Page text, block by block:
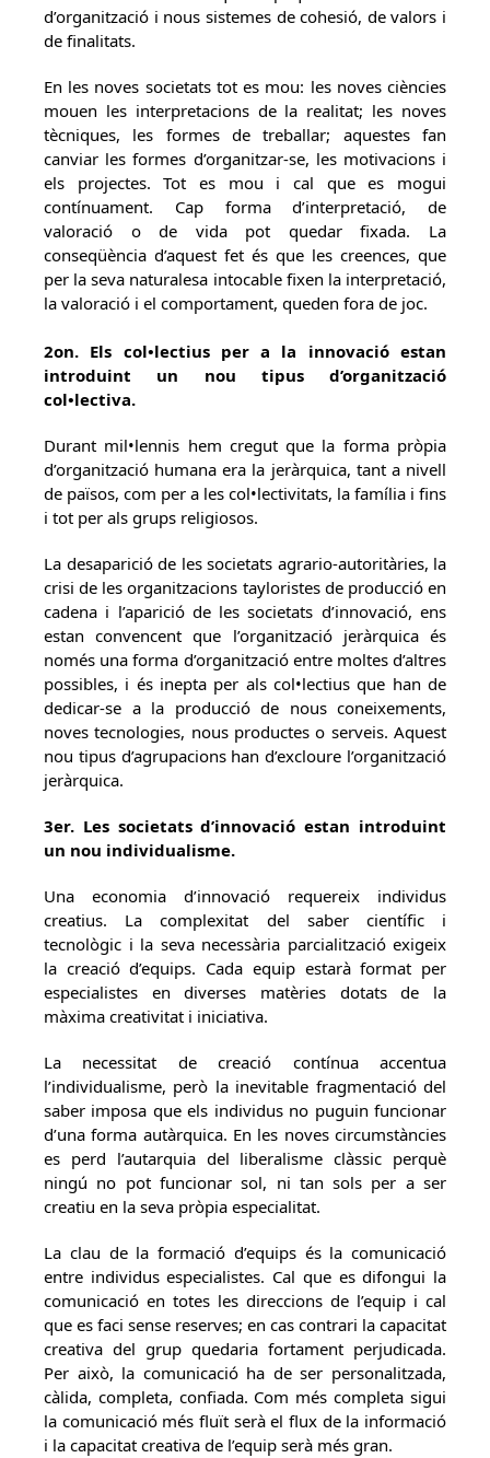
d’organització i nous sistemes de cohesió, de valors i
de finalitats.
En les noves societats tot es mou: les noves ciències
mouen les interpretacions de la realitat; les noves
tècniques, les formes de treballar; aquestes fan
canviar les formes d’organitzar-se, les motivacions i
els projectes. Tot es mou i cal que es mogui
contínuament. Cap forma d’interpretació, de
valoració o de vida pot quedar fixada. La
conseqüència d’aquest fet és que les creences, que
per la seva naturalesa intocable fixen la interpretació,
la valoració i el comportament, queden fora de joc.
2on. Els col•lectius per a la innovació estan
introduint un nou tipus d’organització
col•lectiva.
Durant mil•lennis hem cregut que la forma pròpia
d’organització humana era la jeràrquica, tant a nivell
de països, com per a les col•lectivitats, la família i fins
i tot per als grups religiosos.
La desaparició de les societats agrario-autoritàries, la
crisi de les organitzacions tayloristes de producció en
cadena i l’aparició de les societats d’innovació, ens
estan convencent que l’organització jeràrquica és
només una forma d’organització entre moltes d’altres
possibles, i és inepta per als col•lectius que han de
dedicar-se a la producció de nous coneixements,
noves tecnologies, nous productes o serveis. Aquest
nou tipus d’agrupacions han d’excloure l’organització
jeràrquica.
3er. Les societats d’innovació estan introduint
un nou individualisme.
Una economia d’innovació requereix individus
creatius. La complexitat del saber científic i
tecnològic i la seva necessària parcialització exigeix
la creació d’equips. Cada equip estarà format per
especialistes en diverses matèries dotats de la
màxima creativitat i iniciativa.
La necessitat de creació contínua accentua
l’individualisme, però la inevitable fragmentació del
saber imposa que els individus no puguin funcionar
d’una forma autàrquica. En les noves circumstàncies
es perd l’autarquia del liberalisme clàssic perquè
ningú no pot funcionar sol, ni tan sols per a ser
creatiu en la seva pròpia especialitat.
La clau de la formació d’equips és la comunicació
entre individus especialistes. Cal que es difongui la
comunicació en totes les direccions de l’equip i cal
que es faci sense reserves; en cas contrari la capacitat
creativa del grup quedaria fortament perjudicada.
Per això, la comunicació ha de ser personalitzada,
càlida, completa, confiada. Com més completa sigui
la comunicació més fluït serà el flux de la informació
i la capacitat creativa de l’equip serà més gran.